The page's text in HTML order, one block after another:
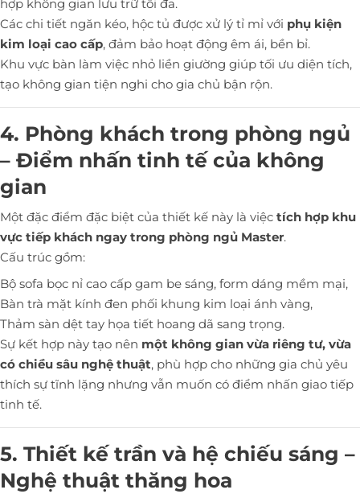
hợp không gian lưu trữ tối đa.
Các chi tiết ngăn kéo, hộc tủ được xử lý tỉ mỉ với phụ kiện
kim loại cao cấp, đảm bảo hoạt động êm ái, bền bỉ.
Khu vực bàn làm việc nhỏ liền giường giúp tối ưu diện tích,
tạo không gian tiện nghi cho gia chủ bận rộn.
4. Phòng khách trong phòng ngủ
– Điểm nhấn tinh tế của không
gian
Một đặc điểm đặc biệt của thiết kế này là việc tích hợp khu
vực tiếp khách ngay trong phòng ngủ Master.
Cấu trúc gồm:
Bộ sofa bọc nỉ cao cấp gam be sáng, form dáng mềm mại,
Bàn trà mặt kính đen phối khung kim loại ánh vàng,
Thảm sàn dệt tay họa tiết hoang dã sang trọng.
Sự kết hợp này tạo nên một không gian vừa riêng tư, vừa
có chiều sâu nghệ thuật, phù hợp cho những gia chủ yêu
thích sự tĩnh lặng nhưng vẫn muốn có điểm nhấn giao tiếp
tinh tế.
5. Thiết kế trần và hệ chiếu sáng –
Nghệ thuật thăng hoa